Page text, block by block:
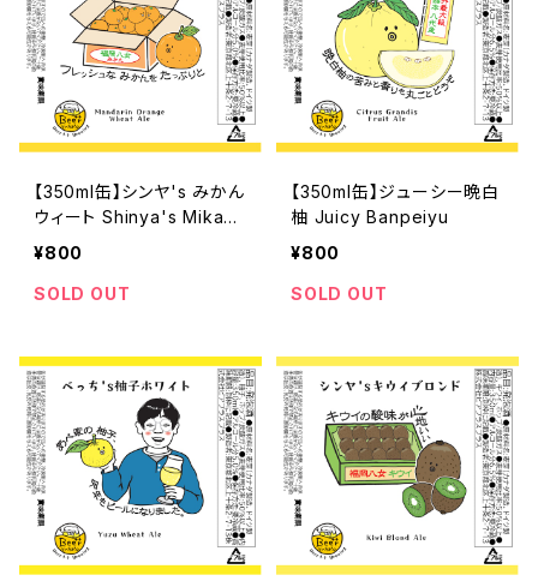
【350ml缶】シンヤ's みかん
ウィート Shinya's Mikan
Wheat
¥800
SOLD OUT
【350ml缶】ジューシー晩白
柚 Juicy Banpeiyu
¥800
SOLD OUT